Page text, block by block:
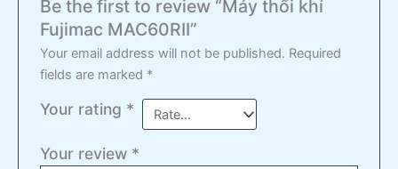
Be the first to review “Máy thổi khí
Fujimac MAC60RII”
Your email address will not be published. Required
fields are marked *
Your rating *
Your review *